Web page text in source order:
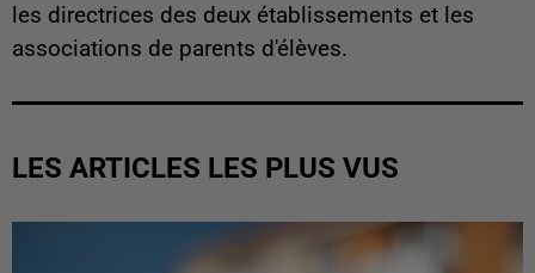
les directrices des deux établissements et les
associations de parents d'élèves.
LES ARTICLES LES PLUS VUS